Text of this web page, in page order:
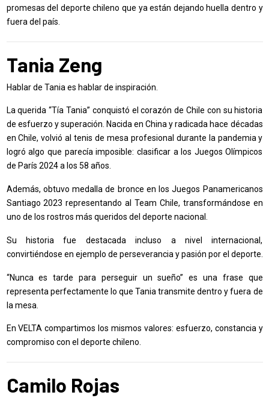
promesas del deporte chileno que ya están dejando huella dentro y
fuera del país.
Tania Zeng
Hablar de Tania es hablar de inspiración.
La querida “Tía Tania” conquistó el corazón de Chile con su historia
de esfuerzo y superación. Nacida en China y radicada hace décadas
en Chile, volvió al tenis de mesa profesional durante la pandemia y
logró algo que parecía imposible: clasificar a los Juegos Olímpicos
de París 2024 a los 58 años.
Además, obtuvo medalla de bronce en los Juegos Panamericanos
Santiago 2023 representando al Team Chile, transformándose en
uno de los rostros más queridos del deporte nacional.
Su historia fue destacada incluso a nivel internacional,
convirtiéndose en ejemplo de perseverancia y pasión por el deporte.
“Nunca es tarde para perseguir un sueño” es una frase que
representa perfectamente lo que Tania transmite dentro y fuera de
la mesa.
En VELTA compartimos los mismos valores: esfuerzo, constancia y
compromiso con el deporte chileno.
Camilo Rojas